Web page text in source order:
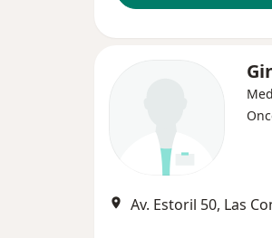
Av. Estoril 50, Las